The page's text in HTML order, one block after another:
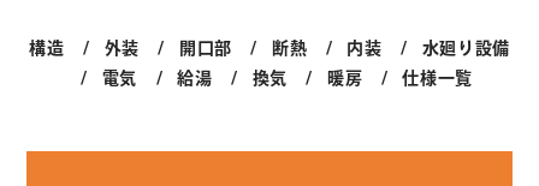
構造 外装 開口部 断熱 内装
水廻り設備
電気
給湯 換気 暖房 仕様一覧